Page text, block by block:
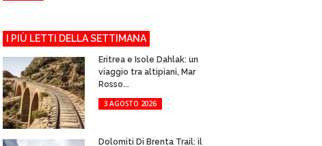
I PIÙ LETTI DELLA SETTIMANA
Eritrea e Isole Dahlak: un
viaggio tra altipiani, Mar
Rosso...
3 AGOSTO 2026
Dolomiti Di Brenta Trail: il